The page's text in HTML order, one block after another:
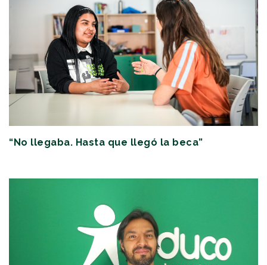
“No llegaba. Hasta que llegó la beca”